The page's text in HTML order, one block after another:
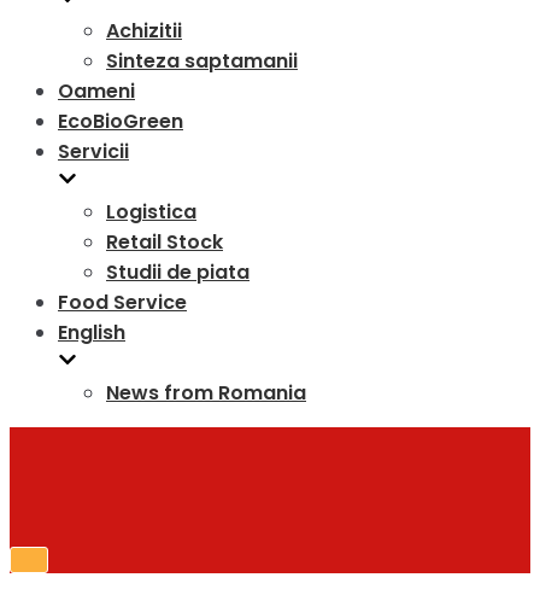
Achizitii
Sinteza saptamanii
Oameni
EcoBioGreen
Servicii
Logistica
Retail Stock
Studii de piata
Food Service
English
News from Romania
Toggle